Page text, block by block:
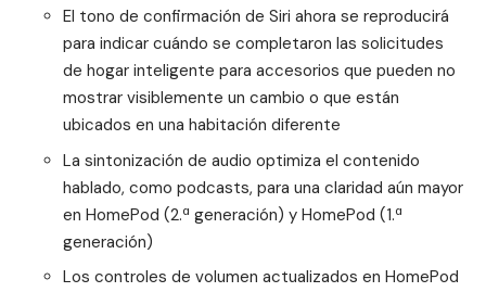
El tono de confirmación de Siri ahora se reproducirá
para indicar cuándo se completaron las solicitudes
de hogar inteligente para accesorios que pueden no
mostrar visiblemente un cambio o que están
ubicados en una habitación diferente
La sintonización de audio optimiza el contenido
hablado, como podcasts, para una claridad aún mayor
en HomePod (2.ª generación) y HomePod (1.ª
generación)
Los controles de volumen actualizados en HomePod